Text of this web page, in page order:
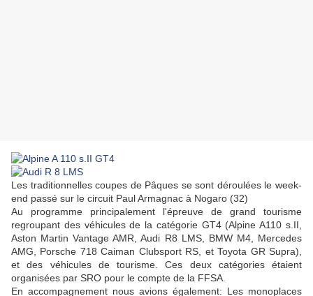
Les traditionnelles coupes de Pâques se sont déroulées le week-
end passé sur le circuit Paul Armagnac à Nogaro (32)
Au programme principalement l'épreuve de grand tourisme
regroupant des véhicules de la catégorie GT4 (Alpine A110 s.II,
Aston Martin Vantage AMR, Audi R8 LMS, BMW M4, Mercedes
AMG, Porsche 718 Caiman Clubsport RS, et Toyota GR Supra),
et des véhicules de tourisme. Ces deux catégories étaient
organisées par SRO pour le compte de la FFSA.
En accompagnement nous avions également: Les monoplaces